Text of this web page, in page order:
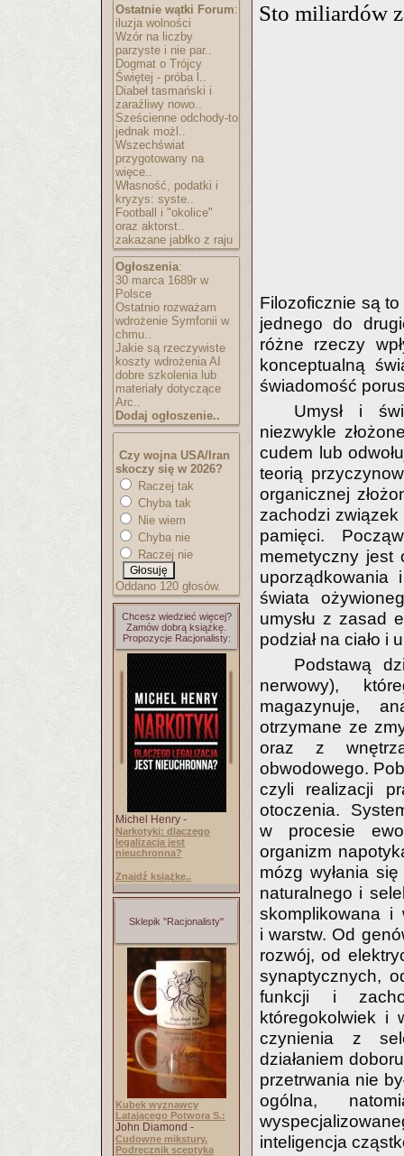
Ostatnie wątki Forum:
iluzja wolności
Wzór na liczby
parzyste i nie par..
Dogmat o Trójcy
Świętej - próba l..
Diabeł tasmański i
zaraźliwy nowo..
Sześcienne odchody-to
jednak możl..
Wszechświat
przygotowany na
więce..
Własność, podatki i
kryzys: syste..
Football i "okolice"
oraz aktorst..
zakazane jabłko z raju
Ogłoszenia:
30 marca 1689r w
Polsce
Ostatnio rozważam
wdrożenie Symfonii w
chmu..
Jakie są rzeczywiste
koszty wdrożenia AI
dobre szkolenia lub
materiały dotyczące
Arc..
Dodaj ogłoszenie..
Czy wojna USA/Iran
skoczy się w 2026?
Raczej tak
Chyba tak
Nie wiem
Chyba nie
Raczej nie
Oddano 120 głosów.
Chcesz wiedzieć więcej?
Zamów dobrą książkę.
Propozycje Racjonalisty:
Michel Henry -
Narkotyki: dlaczego
legalizacja jest
nieuchronna?
Znajdź książkę..
Sklepik "Racjonalisty"
Kubek wyznawcy
Latającego Potwora S.:
John Diamond -
Cudowne mikstury.
Podręcznik sceptyka
Sto miliardów
Filozoficznie są
jednego do
różne rzeczy
konceptualną
świadomość
Umysł i
niezwykle
cudem lub
teorią
organicznej
zachodzi
pamięci.
memetyczny jest
uporządkowania
świata
umysłu z zasad
podział na ciało i
Podstawą
nerwowy),
magazynuje,
otrzymane ze
oraz z
obwodowego.
czyli realizacji
otoczenia.
w procesie
organizm
mózg wyłania
naturalnego i
skomplikowana i
i warstw. Od
rozwój, od
synaptycznych,
funkcji i
któregokolwiek i
czynienia z
działaniem
przetrwania nie
ogólna,
inteligencja